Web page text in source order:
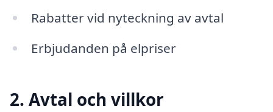
Rabatter vid nyteckning av avtal
Erbjudanden på elpriser
2. Avtal och villkor